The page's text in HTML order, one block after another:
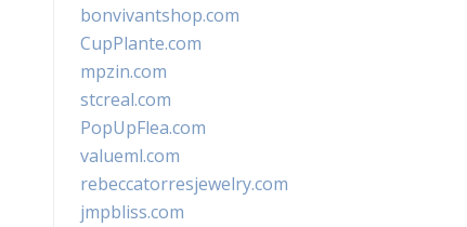
bonvivantshop.com
CupPlante.com
mpzin.com
stcreal.com
PopUpFlea.com
valueml.com
rebeccatorresjewelry.com
jmpbliss.com